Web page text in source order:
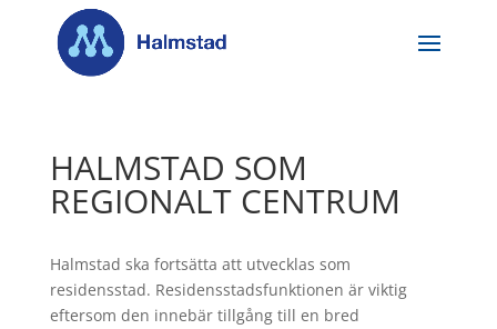
HALMSTAD SOM
REGIONALT CENTRUM
Halmstad ska fortsätta att utvecklas som
residensstad. Residensstadsfunktionen är viktig
eftersom den innebär tillgång till en bred